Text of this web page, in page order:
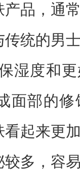
品，通
统的男
湿度和
面部的
起来更
较多，容